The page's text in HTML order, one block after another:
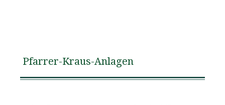
Pfarrer-Kraus-Anlagen